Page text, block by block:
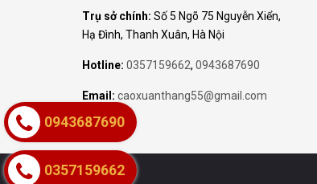
Trụ sở chính: Số 5 Ngõ 75 Nguyễn Xiển,
Hạ Đình, Thanh Xuân, Hà Nội
Hotline: 0357159662, 0943687690
Email: caoxuanthang55@gmail.com
0357159662
0943687690